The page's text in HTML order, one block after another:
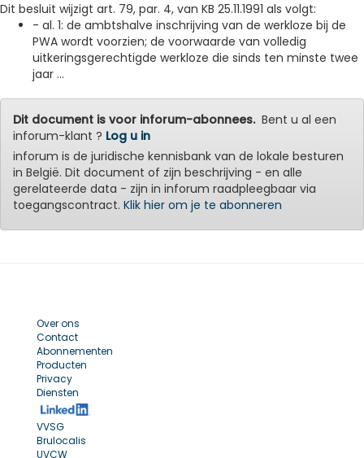
Dit besluit wijzigt art. 79, par. 4, van KB 25.11.1991 als volgt:
- al. 1: de ambtshalve inschrijving van de werkloze bij de
PWA wordt voorzien; de voorwaarde van volledig
uitkeringsgerechtigde werkloze die sinds ten minste twee
jaar ...
Dit document is voor inforum-abonnees.Bent u al een
inforum-klant ? Log u in
inforum is de juridische kennisbank van de lokale besturen
in België. Dit document of zijn beschrijving - en alle
gerelateerde data - zijn in inforum raadpleegbaar via
toegangscontract. Klik hier om je te abonneren
Over ons
Contact
Abonnementen
Producten
Privacy
Diensten
VVSG
Brulocalis
UVCW